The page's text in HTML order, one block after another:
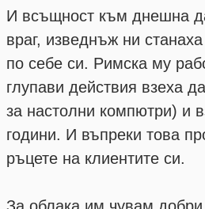
И всъщност към днешна
враг, изведнъж ни
по себе си. Римска му
глупави действия взеха
за настолни компютри) и
години. И въпреки това
ръцете на клиентите си.